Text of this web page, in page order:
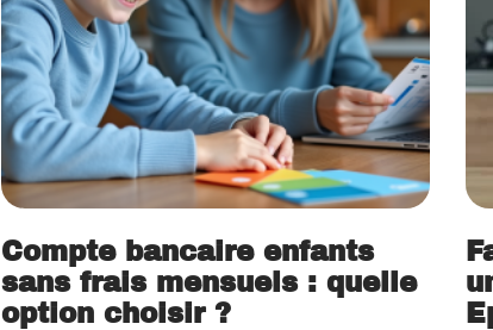
Compte bancaire enfants
sans frais mensuels : quelle
option choisir ?